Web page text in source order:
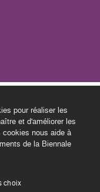
pour réaliser les
et d'améliorer les
nous aide à
de la Biennale
choix